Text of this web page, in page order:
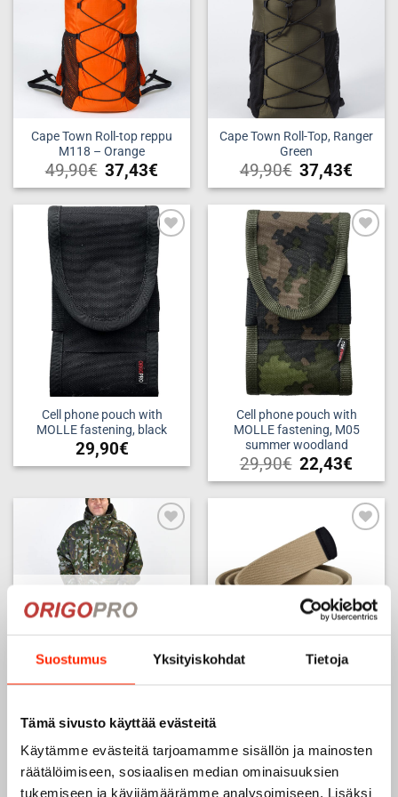
Suostumus Yksityiskohdat Tietoja
Tämä sivusto käyttää evästeitä
Käytämme evästeitä tarjoamamme sisällön ja mainosten
räätälöimiseen, sosiaalisen median ominaisuuksien
tukemiseen ja kävijämäärämme analysoimiseen. Lisäksi
options
may
be
chosen
on
the
product
page
options
may
chosen
the
product
page
Cape Town Roll-top reppu
M118 – Orange
49,90€ 37,43€
Cape Town Roll-Top, Ranger
Green
49,90€ 37,43€
Add to
wishlist
Cell phone pouch with
MOLLE fastening, black
29,90€
Add to
wishlist
Cell phone pouch with
MOLLE fastening, M05
summer woodland
29,90€ 22,43€
OUT OF STOCK
thermal jacket, M05 winter
249,00€
SELECT OPTIONS